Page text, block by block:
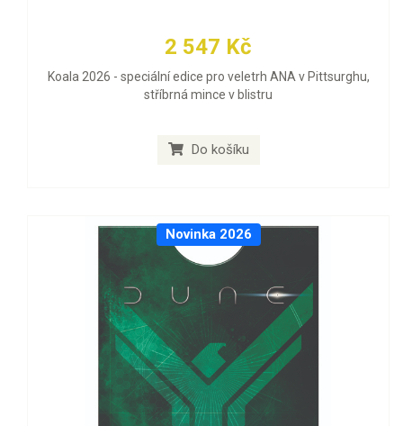
2 547 Kč
Koala 2026 - speciální edice pro veletrh ANA v Pittsurghu,
stříbrná mince v blistru
Do košíku
Novinka 2026